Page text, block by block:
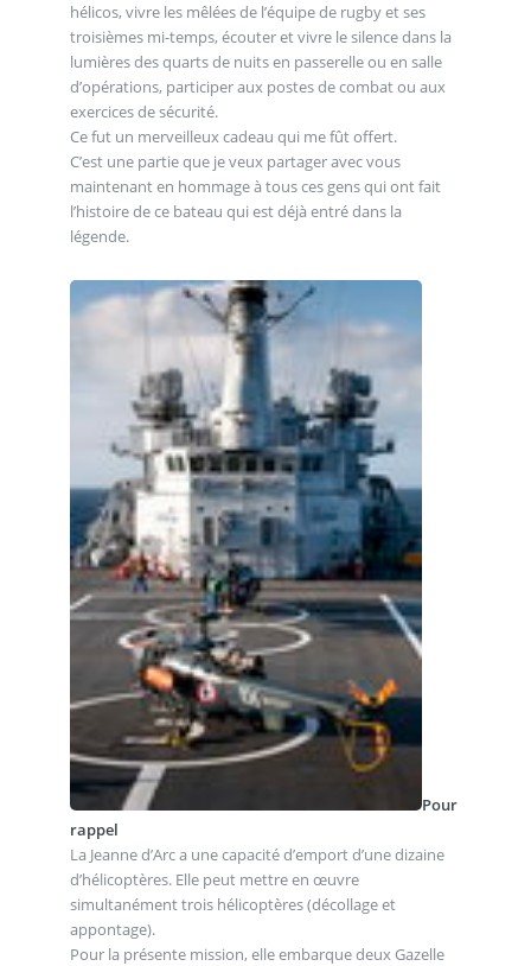
hélicos, vivre les mêlées de l’équipe de rugby et ses
troisièmes mi-temps, écouter et vivre le silence dans la
lumières des quarts de nuits en passerelle ou en salle
d’opérations, participer aux postes de combat ou aux
exercices de sécurité.
Ce fut un merveilleux cadeau qui me fût offert.
C’est une partie que je veux partager avec vous
maintenant en hommage à tous ces gens qui ont fait
l’histoire de ce bateau qui est déjà entré dans la
légende.
Pour
rappel
La Jeanne d’Arc a une capacité d’emport d’une dizaine
d’hélicoptères. Elle peut mettre en œuvre
simultanément trois hélicoptères (décollage et
appontage).
Pour la présente mission, elle embarque deux Gazelle